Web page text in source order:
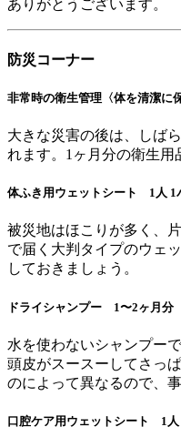
ありがとうございます。
防災コーナー
非常時の衛生管理〈体を清潔に
大きな災害の後は、しば
れます。1ヶ月分の衛生用
体ふき用ウェットシート 1人 1
被災地はほこりが多く、
で届く大判タイプのウェ
しておきましょう。
ドライシャンプー 1〜2ヶ月分
水を使わないシャンプーで
頭皮がスースーしてさっ
のによって異なるので、
口腔ケア用ウェットシート 1人